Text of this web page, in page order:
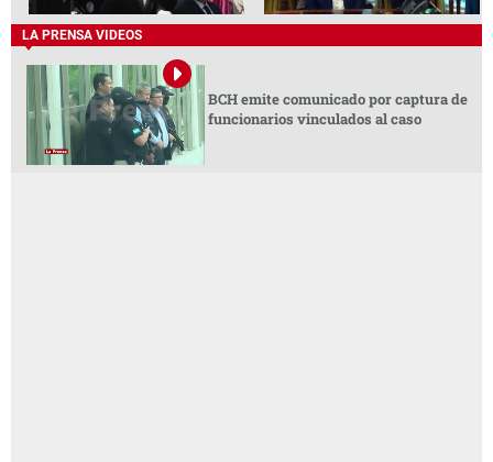
LA PRENSA VIDEOS
BCH emite comunicado por captura de
funcionarios vinculados al caso